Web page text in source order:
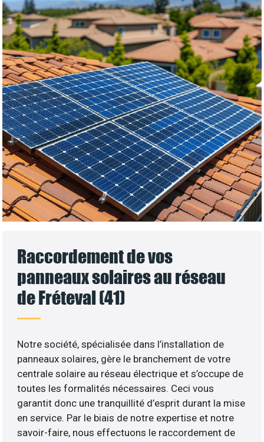
Raccordement de vos
panneaux solaires au réseau
de Fréteval (41)
Notre société, spécialisée dans l’installation de
panneaux solaires, gère le branchement de votre
centrale solaire au réseau électrique et s’occupe de
toutes les formalités nécessaires. Ceci vous
garantit donc une tranquillité d’esprit durant la mise
en service. Par le biais de notre expertise et notre
savoir-faire, nous effectuons le raccordement de